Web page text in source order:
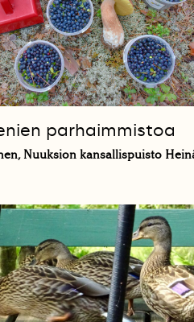
parhaimmistoa
Nuuksion kansallispuisto